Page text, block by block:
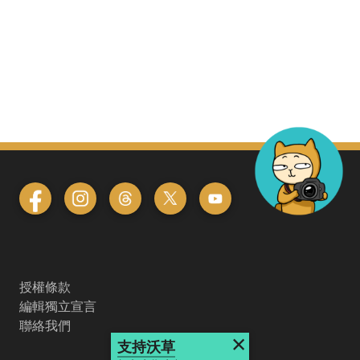
授權條款
編輯獨立宣言
聯絡我們
支持沃草 ×